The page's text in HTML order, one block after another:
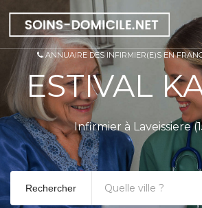
ANNUAIRE DES INFIRMIER(E)S EN
ESTIVAL
Infirmier à Laveissiere
Rechercher